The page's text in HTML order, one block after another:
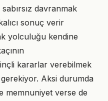
davranmak
sonuç verir
yolculuğu kendine
kararlar verebilmek
Aksi durumda
memnuniyet verse de